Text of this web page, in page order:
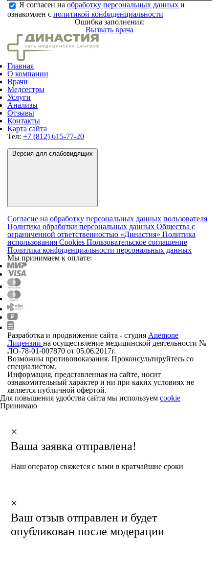
Я согласен на обработку персональных данных и
ознакомлен с политикой конфиденциальности
Ошибка заполнения:
Вызвать врача
Главная
О компании
Врачи
Медсестры
Услуги
Анализы
Отзывы
Контакты
Карта сайта
Тел: +7 (812) 615-77-20
Версия для слабовидящих
Согласие на обработку персональных данных пользователя
Политика обработки персональных данных Общества с
ограниченной ответственностью «Династия» Политика
использования Cookies Пользовательское соглашение
Политика конфиденциальности персональных данных
Мы принимаем к оплате:
Разработка и продвижение сайта - студия Anemone
Лицензии на осуществление медицинской деятельности №
ЛО-78-01-007870 от 05.06.2017г.
Возможны противопоказания. Проконсультируйтесь со
специалистом.
Информация, представленная на сайте, носит
ознакомительный характер и ни при каких условиях не
является публичной офертой.
Для повышения удобства сайта мы используем cookie
Принимаю
×
Ваша заявка отправлена!
Наш оператор свяжется с вами в кратчайшие сроки
×
Ваш отзыв отправлен и будет
опубликован после модерации